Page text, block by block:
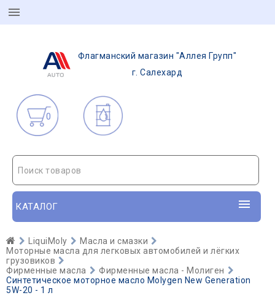
Флагманский магазин "Аллея Групп"
г. Салехард
0
Поиск товаров
КАТАЛОГ
LiquiMoly
Масла и смазки
Моторные масла для легковых автомобилей и лёгких
грузовиков
Фирменные масла
Фирменные масла - Молиген
Синтетическое моторное масло Molygen New Generation
5W-20 - 1 л